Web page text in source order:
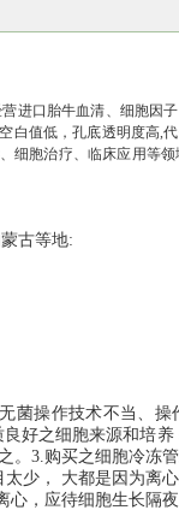
进口胎牛血清、细胞因子
白值低，孔底透明度高,
细胞治疗、临床应用等领
古等地:
菌操作技术不当、操
好之细胞来源和培养
。3.购买之细胞冷冻管
少， 大都是因为离
心，应待细胞生长隔